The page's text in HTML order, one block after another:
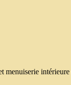
menuiserie intérieure